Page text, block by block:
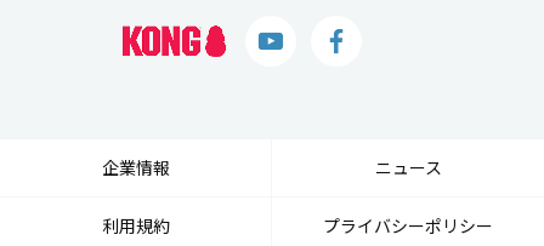
企業情報 ニュース
利用規約 プライバシーポリシー